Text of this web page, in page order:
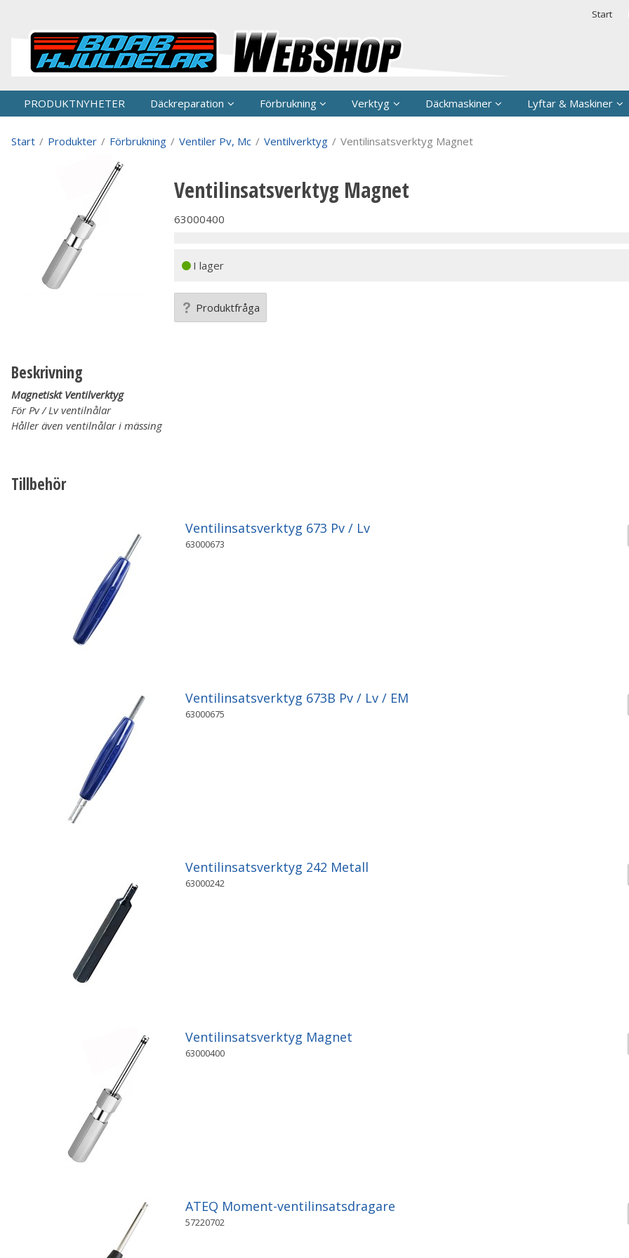
Start
Säkerhet &
PRODUKTNYHETER Däckreparation Förbrukning Verktyg Däckmaskiner Lyftar & Maskiner
Start / Produkter / Förbrukning / Ventiler Pv, Mc / Ventilverktyg / Ventilinsatsverktyg Magnet
Ventilinsatsverktyg Magnet
63000400
I lager
Produktfråga
Beskrivning
Magnetiskt Ventilverktyg
För Pv / Lv ventilnålar
Håller även ventilnålar i mässing
Tillbehör
Ventilinsatsverktyg 673 Pv / Lv
63000673
Ventilinsatsverktyg 673B Pv / Lv / EM
63000675
Ventilinsatsverktyg 242 Metall
63000242
Ventilinsatsverktyg Magnet
63000400
ATEQ Moment-ventilinsatsdragare
57220702